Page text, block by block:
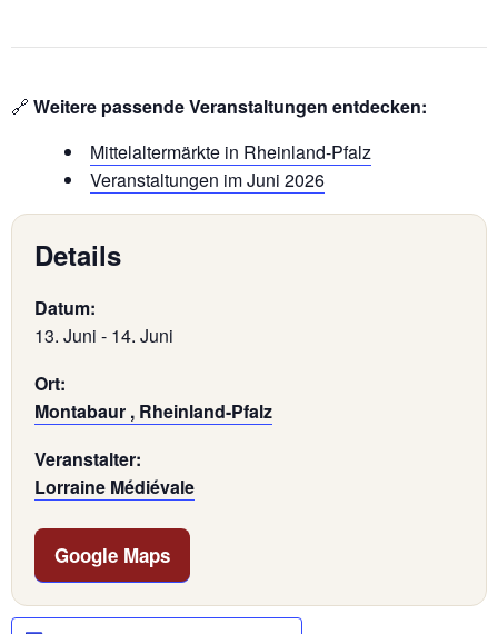
🔗 Weitere passende Veranstaltungen entdecken:
Mittelaltermärkte in Rheinland-Pfalz
Veranstaltungen im Juni 2026
Details
Datum:
13. Juni - 14. Juni
Ort:
Montabaur , Rheinland-Pfalz
Veranstalter:
Lorraine Médiévale
Google Maps